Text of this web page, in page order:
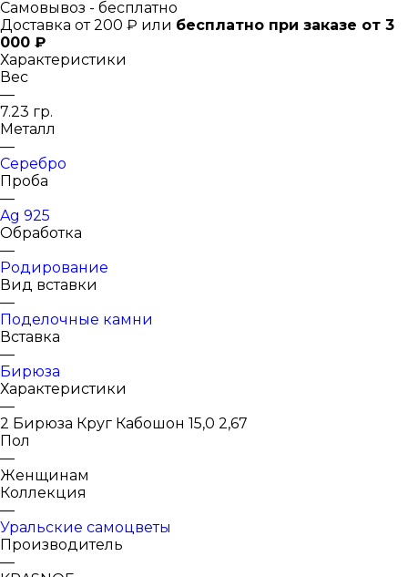
Самовывоз - бесплатно
Доставка от 200 ₽ или бесплатно при заказе от 3
000 ₽
Характеристики
Вес
—
7.23 гр.
Металл
—
Серебро
Проба
—
Ag 925
Обработка
—
Родирование
Вид вставки
—
Поделочные камни
Вставка
—
Бирюза
Характеристики
—
2 Бирюза Круг Кабошон 15,0 2,67
Пол
—
Женщинам
Коллекция
—
Уральские самоцветы
Производитель
—